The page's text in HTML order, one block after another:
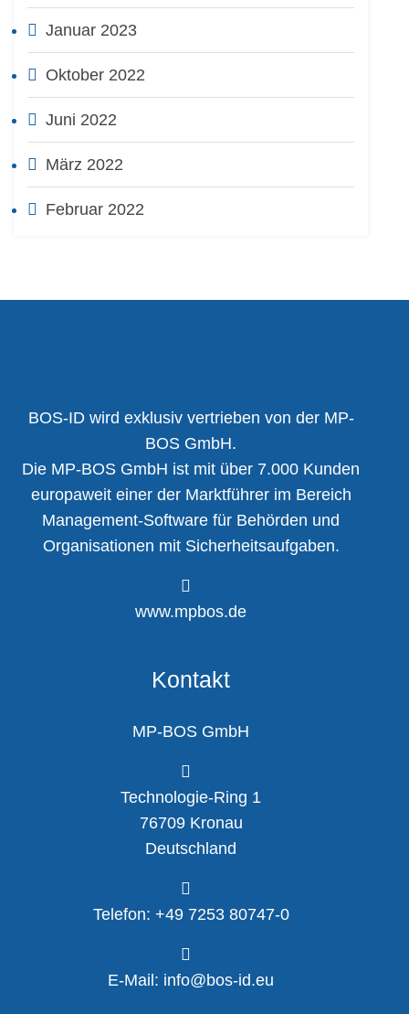
Januar 2023
Oktober 2022
Juni 2022
März 2022
Februar 2022
BOS-ID wird exklusiv vertrieben von der MP-
BOS GmbH.
Die MP-BOS GmbH ist mit über 7.000 Kunden
europaweit einer der Marktführer im Bereich
Management-Software für Behörden und
Organisationen mit Sicherheitsaufgaben.
www.mpbos.de
Kontakt
MP-BOS GmbH
Technologie-Ring 1
76709 Kronau
Deutschland
Telefon: +49 7253 80747-0
E-Mail: info@bos-id.eu